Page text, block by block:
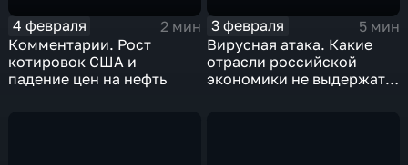
4 февраля
2 мин
Комментарии. Рост
котировок США и
падение цен на нефть
3 февраля
5 мин
Вирусная атака. Какие
отрасли российской
экономики не выдержат